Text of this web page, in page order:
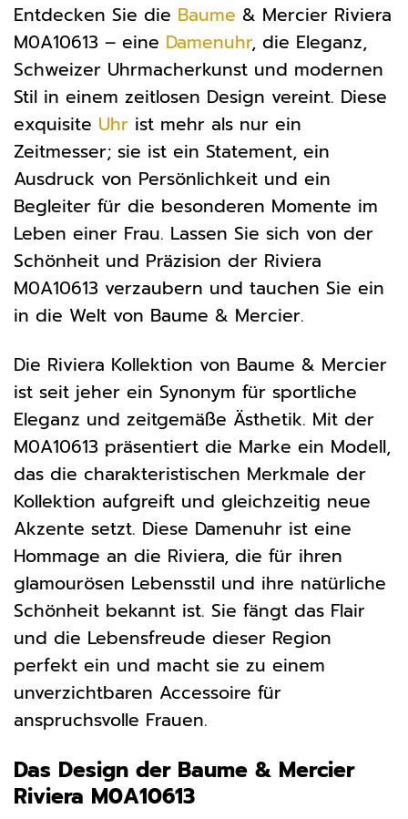
Entdecken Sie die Baume & Mercier Riviera
M0A10613 – eine Damenuhr, die Eleganz,
Schweizer Uhrmacherkunst und modernen
Stil in einem zeitlosen Design vereint. Diese
exquisite Uhr ist mehr als nur ein
Zeitmesser; sie ist ein Statement, ein
Ausdruck von Persönlichkeit und ein
Begleiter für die besonderen Momente im
Leben einer Frau. Lassen Sie sich von der
Schönheit und Präzision der Riviera
M0A10613 verzaubern und tauchen Sie ein
in die Welt von Baume & Mercier.
Die Riviera Kollektion von Baume & Mercier
ist seit jeher ein Synonym für sportliche
Eleganz und zeitgemäße Ästhetik. Mit der
M0A10613 präsentiert die Marke ein Modell,
das die charakteristischen Merkmale der
Kollektion aufgreift und gleichzeitig neue
Akzente setzt. Diese Damenuhr ist eine
Hommage an die Riviera, die für ihren
glamourösen Lebensstil und ihre natürliche
Schönheit bekannt ist. Sie fängt das Flair
und die Lebensfreude dieser Region
perfekt ein und macht sie zu einem
unverzichtbaren Accessoire für
anspruchsvolle Frauen.
Das Design der Baume & Mercier
Riviera M0A10613